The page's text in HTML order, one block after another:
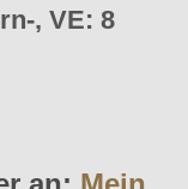
, VE: 8